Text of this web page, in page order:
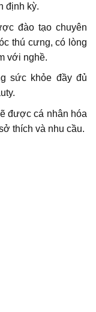
định kỳ.
đào tạo chuyên
thú cưng, có lòng
với nghề.
sức khỏe đầy đủ
được cá nhân hóa
thích và nhu cầu.